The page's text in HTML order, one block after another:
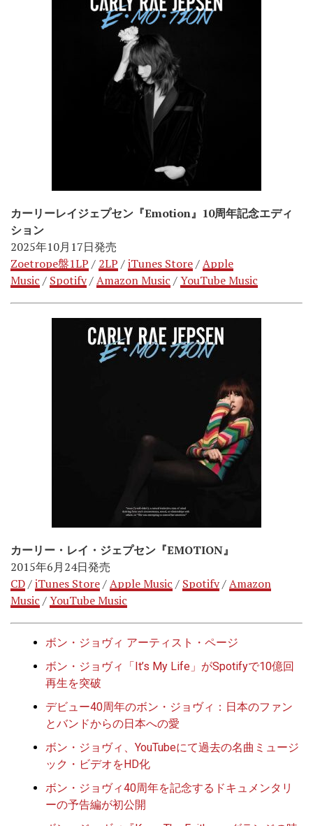
カーリーレイジェプセン『Emotion』10周年記念エディ
ション
2025年10月17日発売
Zoetrope盤1LP / 2LP /iTunes Store/Apple
Music / Spotify/Amazon Music /YouTube Music
カーリー・レイ・ジェプセン『EMOTION』
2015年6月24日発売
CD/iTunes Store/Apple Music / Spotify/Amazon
Music /YouTube Music
ボン・ジョヴィ アーティスト・ページ
ボン・ジョヴィ「It’s My Life」がSpotifyで10億回
再生を突破
デビュー40周年のボン・ジョヴィ：日本のファン
とバンドからの日本への愛
ボン・ジョヴィ、YouTubeにて過去の名曲ミュージ
ック・ビデオをHD化
ボン・ジョヴィ40周年を記念するドキュメンタリ
ーの予告編が初公開